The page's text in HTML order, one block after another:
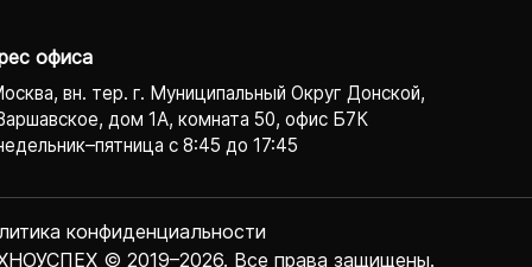
офиса
вн. тер. г. Муниципальный Округ Донской,
дом 1А, комната 50, офис Б7К
с 8:45 до 17:45
© 2019–2026. Все права защищены.
конфиденциаль­ности